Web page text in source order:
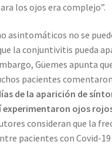
los ojos era complejo”.
asintomáticos no se
la conjuntivitis pueda
Güemes apunta
pacientes
de la aparición de
ojos
consideran que la
pacientes con Covid-19